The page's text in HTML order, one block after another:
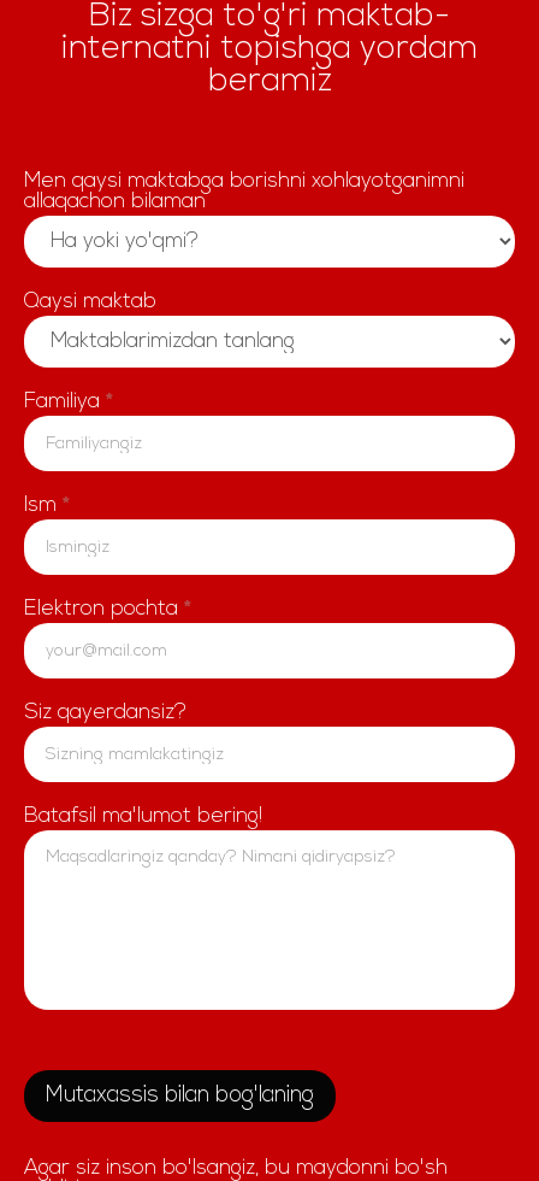
Biz sizga to'g'ri maktab-
internatni topishga yordam
beramiz
LP
Abstrait
Men qaysi maktabga borishni xohlayotganimni
allaqachon bilaman
Qaysi maktab
Familiya *
Ism *
Elektron pochta *
Siz qayerdansiz?
Batafsil ma'lumot bering!
Mutaxassis bilan bog'laning
Agar siz inson bo'lsangiz, bu maydonni bo'sh